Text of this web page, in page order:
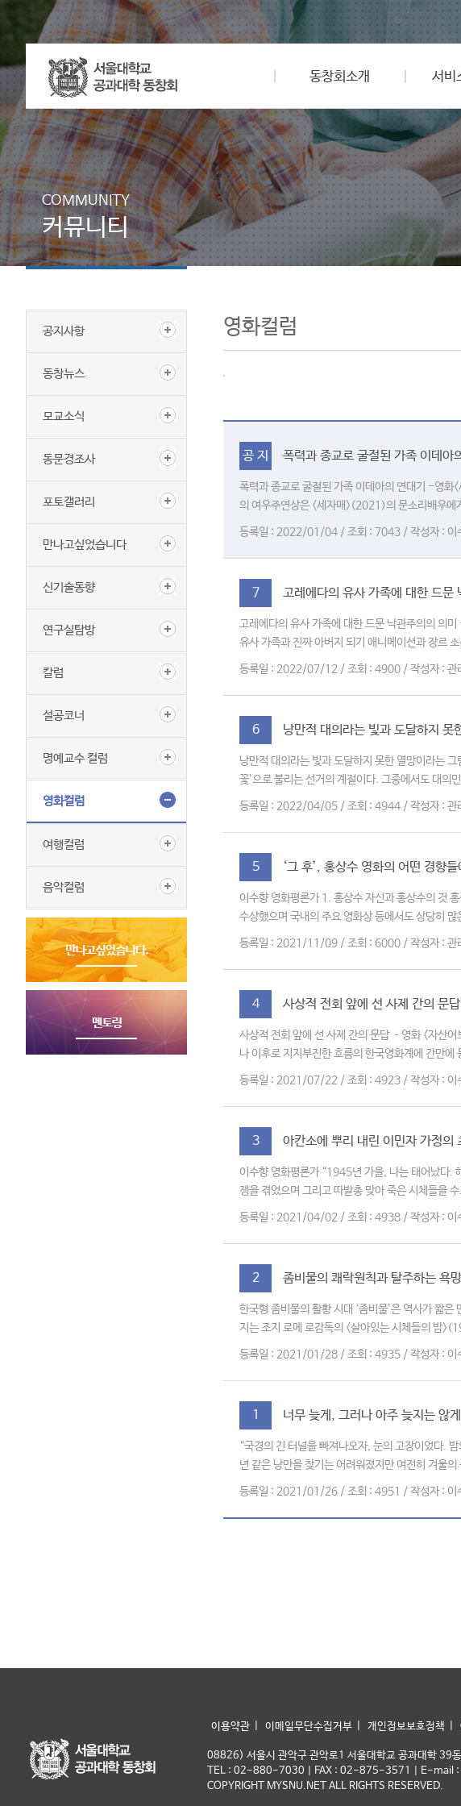
동창회소개 서비
COMMUNITY
커뮤니티
공지사항
동창뉴스
모교소식
동문경조사
포토갤러리
만나고싶었습니다
신기술동향
연구실탐방
칼럼
설공코너
명예교수 컬럼
영화컬럼
여행컬럼
음악컬럼
영화컬럼
공 지 폭력과 종교로 굴절된 가족 이데아
폭력과 종교로 굴절된 가족 이데아의 연대기 -영화
의 여우주연상은 <세자매>(2021)의 문소리배우에
등록일 : 2022/01/04 / 조회 : 7043 / 작성자 : 이
7 고레에다의 유사 가족에 대한 드문
고레에다의 유사 가족에 대한 드문 낙관주의의 의
유사 가족과 진짜 아버지 되기 애니메이션과 장르
등록일 : 2022/07/12 / 조회 : 4900 / 작성자 : 관
6 낭만적 대의라는 빛과 도달하지
낭만적 대의라는 빛과 도달하지 못한 열망이라는
꽃’으로 불리는 선거의 계절이다. 그중에서도 대의
등록일 : 2022/04/05 / 조회 : 4944 / 작성자 : 관
5 ‘그 후’, 홍상수 영화의 어떤 경향
이수향 영화평론가 1. 홍상수 자신과 홍상수의 것
수상했으며 국내의 주요 영화상 등에서도 상당히
등록일 : 2021/11/09 / 조회 : 6000 / 작성자 : 관
4 사상적 전회 앞에 선 사제 간의 문
사상적 전회 앞에 선 사제 간의 문답 –영화 <자산
나 이후로 지지부진한 흐름의 한국영화계에 간만
등록일 : 2021/07/22 / 조회 : 4923 / 작성자 : 이
3 아칸소에 뿌리 내린 이민자 가정
이수향 영화평론가 “1945년 가을, 나는 태어났다.
쟁을 겪었으며 그리고 따발총 맞아 죽은 시체들을
등록일 : 2021/04/02 / 조회 : 4938 / 작성자 : 이
2 좀비물의 쾌락원칙과 탈주하는 욕
한국형 좀비물의 활황 시대 ‘좀비물’은 역사가 짧은
지는 조지 로메 로감독의 <살아있는 시체들의 밤
등록일 : 2021/01/28 / 조회 : 4935 / 작성자 : 이
1 너무 늦게, 그러나 아주 늦지는 않
“국경의 긴 터널을 빠져나오자, 눈의 고장이었다.
년 같은 낭만을 찾기는 어려워졌지만 여전히 겨울
등록일 : 2021/01/26 / 조회 : 4951 / 작성자 : 이
이용약관 이메일무단수집거부 개인정보보호정책
08826) 서울시 관악구 관악로1 서울대학교 공과대학 39
TEL : 02-880-7030 | FAX : 02-875-3571 | E-mail :
COPYRIGHT MYSNU.NET ALL RIGHTS RESERVED.